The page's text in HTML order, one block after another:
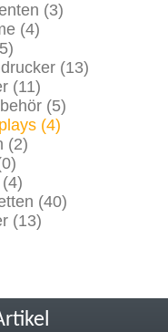
(3)
(4)
(13)
(11)
(5)
(4)
(2)
(40)
(13)